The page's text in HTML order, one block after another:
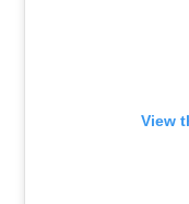
View